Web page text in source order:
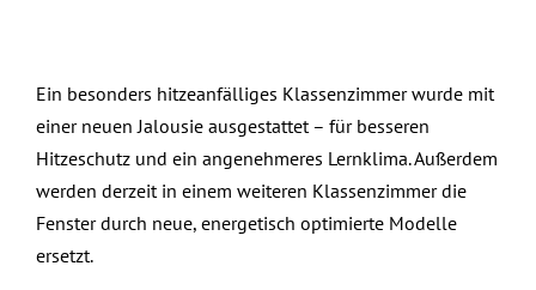
Ein besonders hitzeanfälliges Klassenzimmer wurde mit
einer neuen Jalousie ausgestattet – für besseren
Hitzeschutz und ein angenehmeres Lernklima. Außerdem
werden derzeit in einem weiteren Klassenzimmer die
Fenster durch neue, energetisch optimierte Modelle
ersetzt.